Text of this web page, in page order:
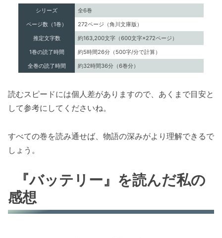
シリーズ
全6巻
ページ数（1巻）
272ページ（角川文庫版）
推定文字数
約163,200文字（600文字×272ページ）
1巻の読了時間
約5時間26分（500字/分で計算）
全巻の読了時間
約32時間36分（6巻分）
読むスピードには個人差がありますので、あくまで目安と
して参考にしてくださいね。
すべての巻を読み通せば、物語の深みがより理解できるで
しょう。
『バッテリー』を読んだ私の
感想